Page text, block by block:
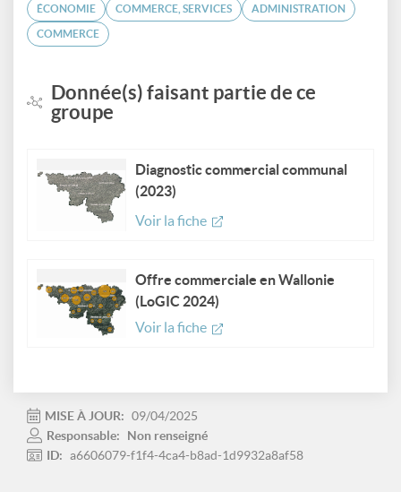
ÉCONOMIE COMMERCE, SERVICES ADMINISTRATION
COMMERCE
Donnée(s) faisant partie de ce
groupe
Diagnostic commercial communal
(2023)
Voir la fiche
Offre commerciale en Wallonie
(LoGIC 2024)
Voir la fiche
MISE À JOUR: 09/04/2025
Responsable:
Non renseigné
ID: a6606079-f1f4-4ca4-b8ad-1d9932a8af58